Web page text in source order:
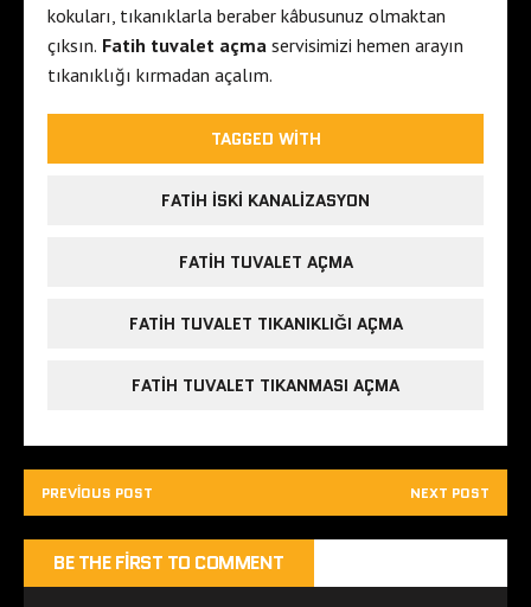
kokuları, tıkanıklarla beraber kâbusunuz olmaktan
çıksın. Fatih tuvalet açma servisimizi hemen arayın
tıkanıklığı kırmadan açalım.
TAGGED WITH
FATIH ISKI KANALIZASYON
FATIH TUVALET AÇMA
FATIH TUVALET TIKANIKLIĞI AÇMA
FATIH TUVALET TIKANMASI AÇMA
PREVIOUS POST NEXT POST
BE THE FIRST TO COMMENT